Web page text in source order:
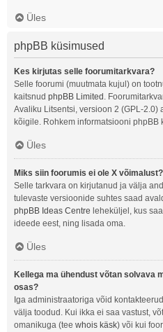
Üles
phpBB küsimused
Kes kirjutas selle foorumitarkvara?
Selle foorumi (muutmata kujul) on
kaitsnud phpBB Limited .
Avaliku Litsentsi, versioon 2 (GPL-2.0)
kõigile. Rohkem informatsiooni phpBB
Üles
Miks siin foorumis ei ole X võimalust?
Selle tarkvara on kirjutanud ja välja
tulevaste versioonide suhtes saad
phpBB Ideas Centre leheküljel, kus
ideede eest, ning lisada oma.
Üles
Kellega ma ühendust võtan solvava
osas?
Iga administraatoriga võid
välja toodud. Kui ikka ei saa vastust,
omanikuga (tee whois käsk) või kui